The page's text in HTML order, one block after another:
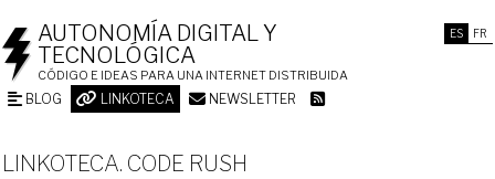
ES FR
AUTONOMÍA DIGITAL Y
TECNOLÓGICA
CÓDIGO E IDEAS PARA UNA INTERNET DISTRIBUIDA
BLOG LINKOTECA NEWSLETTER
LINKOTECA. CODE RUSH